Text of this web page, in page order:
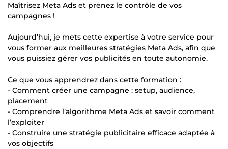
Maîtrisez Meta Ads et prenez le contrôle de vos
campagnes !
Aujourd’hui, je mets cette expertise à votre service pour
vous former aux meilleures stratégies Meta Ads, afin que
vous puissiez gérer vos publicités en toute autonomie.
Ce que vous apprendrez dans cette formation :
- Comment créer une campagne : setup, audience,
placement
- Comprendre l’algorithme Meta Ads et savoir comment
l’exploiter
- Construire une stratégie publicitaire efficace adaptée à
vos objectifs